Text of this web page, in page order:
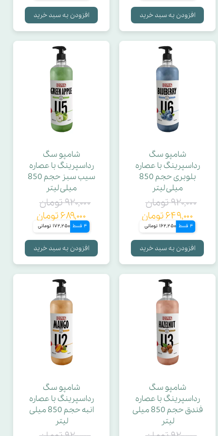
افزودن به سبد خرید افزودن به سبد خرید
شامپو سگ
رداسپرینگ با عصاره
بلوبری حجم 850
میلی لیتر
۹۲۰,۰۰۰ تومان
۶۴۹,۰۰۰ تومان
4 قسط 162,250 تومانی
افزودن به سبد خرید
شامپو سگ
رداسپرینگ با عصاره
سیب سبز حجم 850
میلی لیتر
۹۲۰,۰۰۰ تومان
۶۸۹,۰۰۰ تومان
4 قسط 172,250 تومانی
افزودن به سبد خرید
شامپو سگ
رداسپرینگ با عصاره
فندق حجم 850 میلی
لیتر
شامپو سگ
رداسپرینگ با عصاره
انبه حجم 850 میلی
لیتر